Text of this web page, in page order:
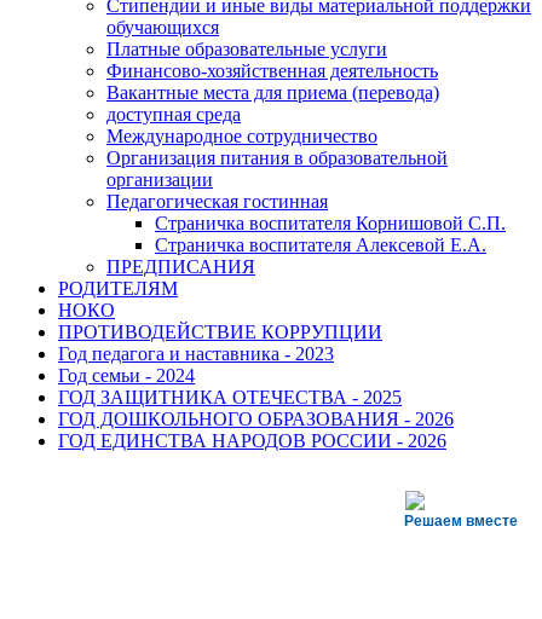
Стипендии и иные виды материальной поддержки
обучающихся
Платные образовательные услуги
Финансово-хозяйственная деятельность
Вакантные места для приема (перевода)
доступная среда
Международное сотрудничество
Организация питания в образовательной
организации
Педагогическая гостинная
Страничка воспитателя Корнишовой С.П.
Страничка воспитателя Алексевой Е.А.
ПРЕДПИСАНИЯ
РОДИТЕЛЯМ
НОКО
ПРОТИВОДЕЙСТВИЕ КОРРУПЦИИ
Год педагога и наставника - 2023
Год семьи - 2024
ГОД ЗАЩИТНИКА ОТЕЧЕСТВА - 2025
ГОД ДОШКОЛЬНОГО ОБРАЗОВАНИЯ - 2026
ГОД ЕДИНСТВА НАРОДОВ РОССИИ - 2026
Решаем вместе